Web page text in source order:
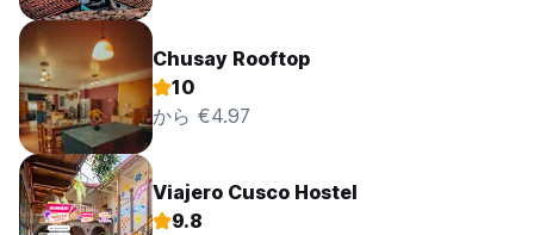
Chusay Rooftop
10
から €4.97
Viajero Cusco Hostel
9.8